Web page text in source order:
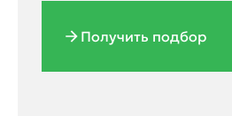
Получить подбор